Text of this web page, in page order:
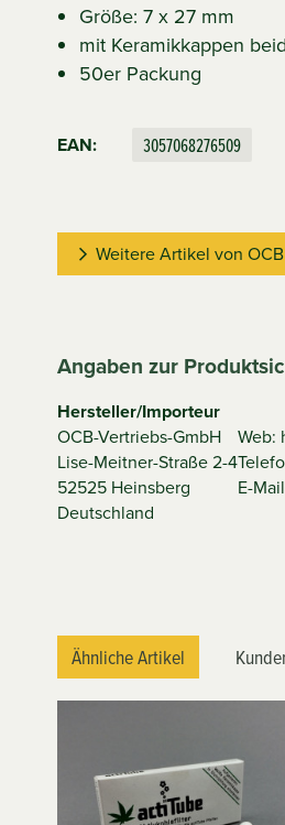
Größe: 7 x 27 mm
mit Keramikkappen
50er Packung
EAN: 3057068276509
Weitere Artikel von OCB
Angaben zur
Hersteller/Importeur
OCB-Vertriebs-GmbH
Lise-Meitner-Straße 2-4
52525 Heinsberg
Deutschland
Web:
E-
Ähnliche Artikel